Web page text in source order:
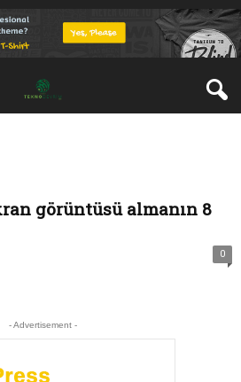
görüntüsü almanın 8
0
- Advertisement -